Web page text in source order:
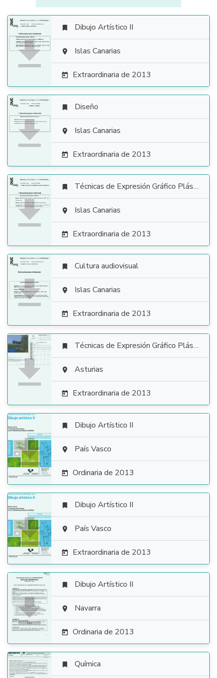

 Dibujo Artístico II
 Islas Canarias
 Extraordinaria de 2013

 Diseño
 Islas Canarias
 Extraordinaria de 2013

 Técnicas de Expresión Gráfico Plástica
 Islas Canarias
 Extraordinaria de 2013

 Cultura audiovisual
 Islas Canarias
 Extraordinaria de 2013

 Técnicas de Expresión Gráfico Plástica
 Asturias
 Extraordinaria de 2013

 Dibujo Artístico II
 País Vasco
 Ordinaria de 2013

 Dibujo Artístico II
 País Vasco
 Extraordinaria de 2013

 Dibujo Artístico II
 Navarra
 Ordinaria de 2013
 Química